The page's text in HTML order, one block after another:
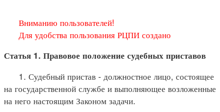
Вниманию пользователей!
Для удобства пользования РЦПИ создано
Статья 1. Правовое положение судебных приставов
1. Судебный пристав - должностное лицо, состоящее
на государственной службе и выполняющее возложенные
на него настоящим Законом задачи.